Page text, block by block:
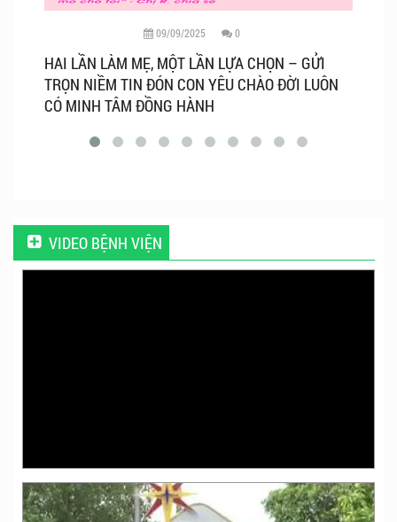
09/09/2025 0
HAI LẦN LÀM MẸ, MỘT LẦN LỰA CHỌN – GỬI
TRỌN NIỀM TIN ĐÓN CON YÊU CHÀO ĐỜI LUÔN
CÓ MINH TÂM ĐỒNG HÀNH
VIDEO BỆNH VIỆN